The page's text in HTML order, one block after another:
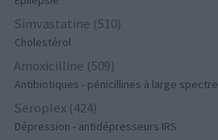
Simvastatine (510)
Cholestérol
Amoxicilline (509)
Antibiotiques - pénicillines à large spectre
Seroplex (424)
Dépression - antidépresseurs IRS